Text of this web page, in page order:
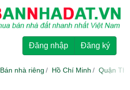
Đăng nhập Đăng ký
Bán nhà riêng Hồ Chí Minh Quận